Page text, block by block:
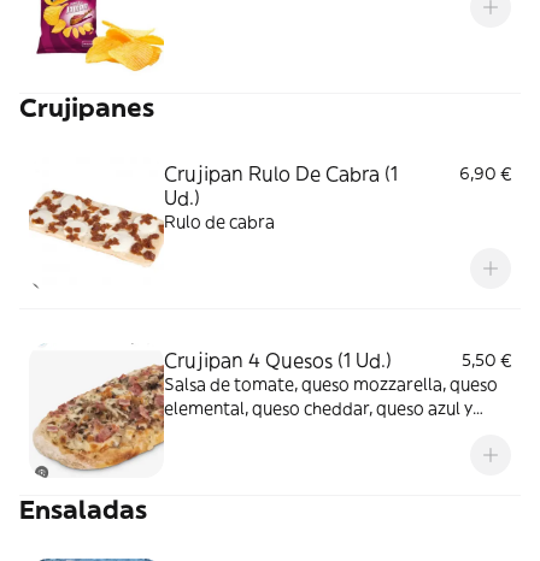
Crujipanes
Crujipan Rulo De Cabra (1
Ud.)
6,90 €
Rulo de cabra
Crujipan 4 Quesos (1 Ud.)
5,50 €
Salsa de tomate, queso mozzarella, queso
elemental, queso cheddar, queso azul y
Ensaladas